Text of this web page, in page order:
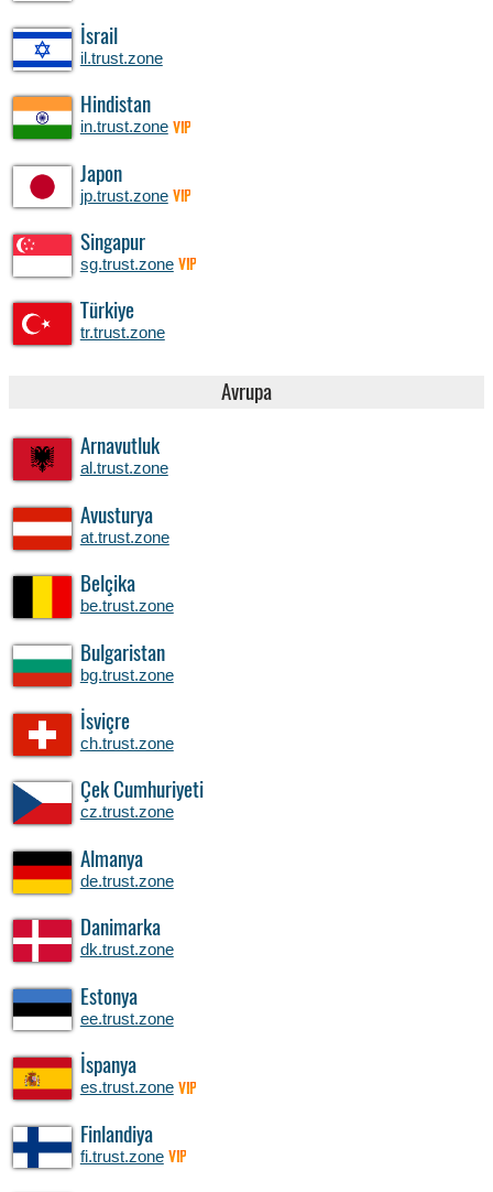
İsrail
il.trust.zone
Hindistan
in.trust.zone VIP
Japon
jp.trust.zone VIP
Singapur
sg.trust.zone VIP
Türkiye
tr.trust.zone
Avrupa
Arnavutluk
al.trust.zone
Avusturya
at.trust.zone
Belçika
be.trust.zone
Bulgaristan
bg.trust.zone
İsviçre
ch.trust.zone
Çek Cumhuriyeti
cz.trust.zone
Almanya
de.trust.zone
Danimarka
dk.trust.zone
Estonya
ee.trust.zone
İspanya
es.trust.zone VIP
Finlandiya
fi.trust.zone VIP